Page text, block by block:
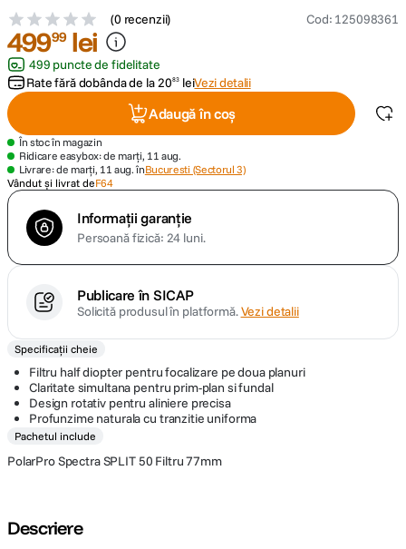
4. peak design
5. canon sx740 hs
7. sony fx
8. card memorie
10. dji osmo
(0 recenzii) Cod: 125098361
49999 lei
499 puncte de fidelitate
Rate fără dobânda de la2083 leiVezi detalii
Adaugă în coș
În stoc în magazin
Ridicare easybox: de marți, 11 aug.
Livrare: de marți, 11 aug. înBucuresti (Sectorul 3)
Vândut și livrat deF64
Informații garanție
Persoană fizică: 24 luni.
Publicare în SICAP
Solicită produsul în platformă.Vezi detalii
Specificații cheie
Filtru half diopter pentru focalizare pe doua planuri
Claritate simultana pentru prim-plan si fundal
Design rotativ pentru aliniere precisa
Profunzime naturala cu tranzitie uniforma
Pachetul include
PolarPro Spectra SPLIT 50 Filtru 77mm
Descriere